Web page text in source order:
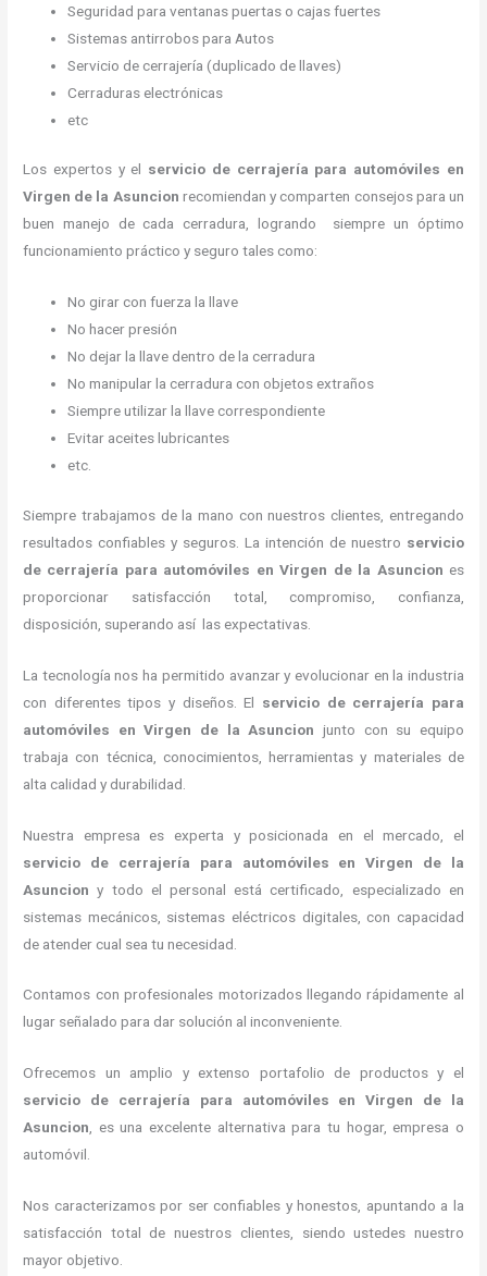
Seguridad para ventanas puertas o cajas fuertes
Sistemas antirrobos para Autos
Servicio de cerrajería (duplicado de llaves)
Cerraduras electrónicas
etc
Los expertos y el servicio de cerrajería para automóviles en
Virgen de la Asuncion recomiendan y comparten consejos para un
buen manejo de cada cerradura, logrando siempre un óptimo
funcionamiento práctico y seguro tales como:
No girar con fuerza la llave
No hacer presión
No dejar la llave dentro de la cerradura
No manipular la cerradura con objetos extraños
Siempre utilizar la llave correspondiente
Evitar aceites lubricantes
etc.
Siempre trabajamos de la mano con nuestros clientes, entregando
resultados confiables y seguros. La intención de nuestro servicio
de cerrajería para automóviles en Virgen de la Asuncion es
proporcionar satisfacción total, compromiso, confianza,
disposición, superando así las expectativas.
La tecnología nos ha permitido avanzar y evolucionar en la industria
con diferentes tipos y diseños. El servicio de cerrajería para
automóviles en Virgen de la Asuncion junto con su equipo
trabaja con técnica, conocimientos, herramientas y materiales de
alta calidad y durabilidad.
Nuestra empresa es experta y posicionada en el mercado, el
servicio de cerrajería para automóviles en Virgen de la
Asuncion y todo el personal está certificado, especializado en
sistemas mecánicos, sistemas eléctricos digitales, con capacidad
de atender cual sea tu necesidad.
Contamos con profesionales motorizados llegando rápidamente al
lugar señalado para dar solución al inconveniente.
Ofrecemos un amplio y extenso portafolio de productos y el
servicio de cerrajería para automóviles
en Virgen de la
Asuncion, es una excelente alternativa para tu hogar, empresa o
automóvil.
Nos caracterizamos por ser confiables y honestos, apuntando a la
satisfacción total de nuestros clientes, siendo ustedes nuestro
mayor objetivo.